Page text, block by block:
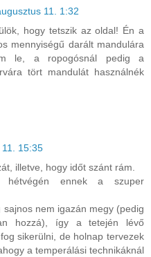
11. 1:32
hogy tetszik az oldal! Én a
mennyiségű darált mandulára
le, a ropogósnál pedig a
tört mandulát használnék
15:35
illetve, hogy időt szánt rám.
hétvégén ennek a szuper
nem igazán megy (pedig
hozzá), így a tetején lévő
sikerülni, de holnap tervezek
a temperálási technikáknál